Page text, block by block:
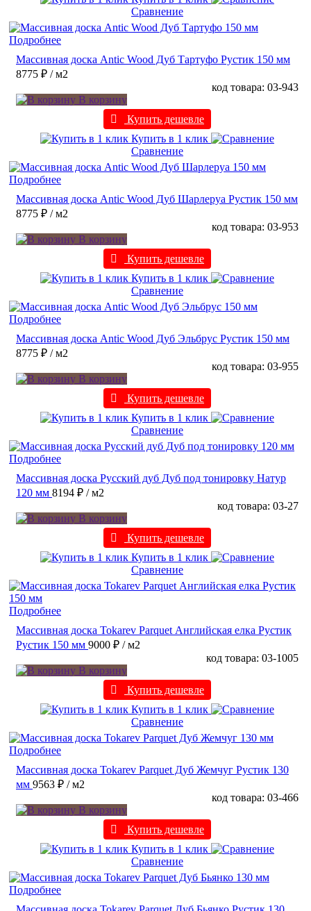
Сравнение
Подробнее
Массивная доска Antic Wood Дуб Тартуфо Рустик 150 мм
8775 ₽ / м2
код товара: 03-943
В корзину
Купить дешевле
Купить в 1 клик
Сравнение
Подробнее
Массивная доска Antic Wood Дуб Шарлеруа Рустик 150 мм
8775 ₽ / м2
код товара: 03-953
В корзину
Купить дешевле
Купить в 1 клик
Сравнение
Подробнее
Массивная доска Antic Wood Дуб Эльбрус Рустик 150 мм
8775 ₽ / м2
код товара: 03-955
В корзину
Купить дешевле
Купить в 1 клик
Сравнение
Подробнее
Массивная доска Русский дуб Дуб под тонировку Натур
120 мм 8194 ₽ / м2
код товара: 03-27
В корзину
Купить дешевле
Купить в 1 клик
Сравнение
Подробнее
Массивная доска Tokarev Parquet Английская елка Рустик
Рустик 150 мм 9000 ₽ / м2
код товара: 03-1005
В корзину
Купить дешевле
Купить в 1 клик
Сравнение
Подробнее
Массивная доска Tokarev Parquet Дуб Жемчуг Рустик 130
мм 9563 ₽ / м2
код товара: 03-466
В корзину
Купить дешевле
Купить в 1 клик
Сравнение
Подробнее